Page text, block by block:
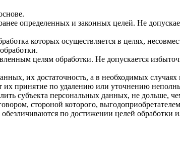
определенных и законных целей. Не
которых осуществляется в целях,
целям обработки. Не допускается
их достаточность, а в необходимых
принятие по удалению или уточнению
субъекта персональных данных, не дольше,
стороной которого,
по достижении целей обработки